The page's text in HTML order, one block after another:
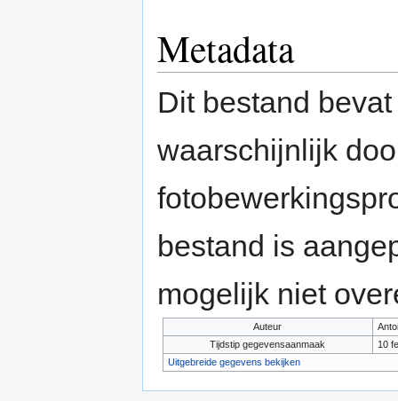
Metadata
Dit bestand
waarschijnlijk
bestand is
mogelijk niet
Auteur
Tijdstip gegevensaanmaak
10
Uitgebreide gegevens bekijken